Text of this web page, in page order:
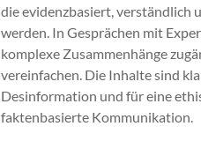
die evidenzbasiert, verständlich
werden. In Gesprächen mit
komplexe Zusammenhänge
vereinfachen. Die Inhalte sind
Desinformation und für eine
faktenbasierte Kommunikation.